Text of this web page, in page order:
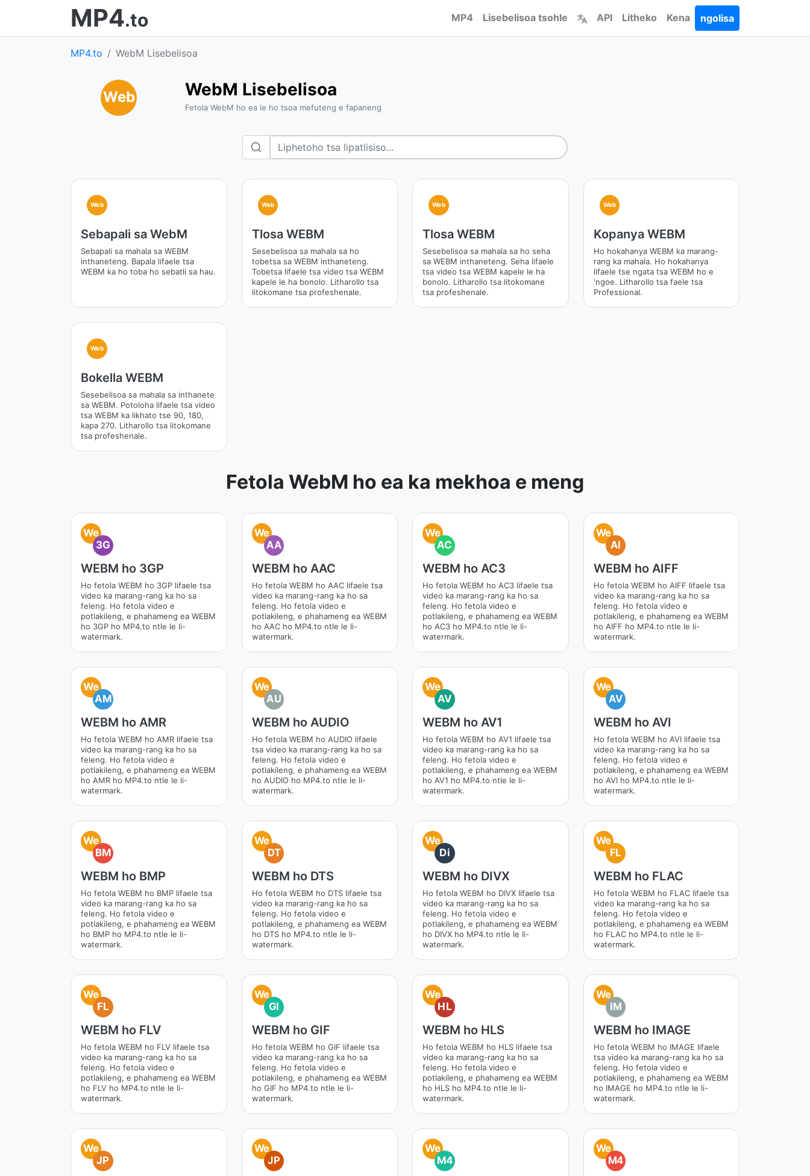
MP4.to MP4 Lisebelisoa tsohle API Litheko Kena ngolisa
MP4.to WebM Lisebelisoa
Web WebM Lisebelisoa
Fetola WebM ho ea le ho tsoa mefuteng e fapaneng
Web
Sebapali sa WebM
Sebapali sa mahala sa WEBM
inthaneteng. Bapala lifaele tsa
WEBM ka ho toba ho sebatli sa hau.
Web
Tlosa WEBM
Sesebelisoa sa mahala sa ho
tobetsa sa WEBM inthaneteng.
Tobetsa lifaele tsa video tsa WEBM
kapele le ha bonolo. Litharollo tsa
litokomane tsa profeshenale.
Web
Tlosa WEBM
Sesebelisoa sa mahala sa ho seha
sa WEBM inthaneteng. Seha lifaele
tsa video tsa WEBM kapele le ha
bonolo. Litharollo tsa litokomane
tsa profeshenale.
Web
Kopanya WEBM
Ho hokahanya WEBM ka marang-
rang ka mahala. Ho hokahanya
lifaele tse ngata tsa WEBM ho e
'ngoe. Litharollo tsa faele tsa
Professional.
Web
Bokella WEBM
Sesebelisoa sa mahala sa inthanete
sa WEBM. Potoloha lifaele tsa video
tsa WEBM ka likhato tse 90, 180,
kapa 270. Litharollo tsa litokomane
tsa profeshenale.
Fetola WebM ho ea ka mekhoa e meng
We
3G
WEBM ho 3GP
Ho fetola WEBM ho 3GP lifaele tsa
video ka marang-rang ka ho sa
feleng. Ho fetola video e
potlakileng, e phahameng ea WEBM
ho 3GP ho MP4.to ntle le li-
watermark.
We
AA
WEBM ho AAC
Ho fetola WEBM ho AAC lifaele tsa
video ka marang-rang ka ho sa
feleng. Ho fetola video e
potlakileng, e phahameng ea WEBM
ho AAC ho MP4.to ntle le li-
watermark.
We
AC
WEBM ho AC3
Ho fetola WEBM ho AC3 lifaele tsa
video ka marang-rang ka ho sa
feleng. Ho fetola video e
potlakileng, e phahameng ea WEBM
ho AC3 ho MP4.to ntle le li-
watermark.
We
AI
WEBM ho AIFF
Ho fetola WEBM ho AIFF lifaele tsa
video ka marang-rang ka ho sa
feleng. Ho fetola video e
potlakileng, e phahameng ea WEBM
ho AIFF ho MP4.to ntle le li-
watermark.
We
AM
WEBM ho AMR
Ho fetola WEBM ho AMR lifaele tsa
video ka marang-rang ka ho sa
feleng. Ho fetola video e
potlakileng, e phahameng ea WEBM
ho AMR ho MP4.to ntle le li-
watermark.
We
AU
WEBM ho AUDIO
Ho fetola WEBM ho AUDIO lifaele
tsa video ka marang-rang ka ho sa
feleng. Ho fetola video e
potlakileng, e phahameng ea WEBM
ho AUDIO ho MP4.to ntle le li-
watermark.
We
AV
WEBM ho AV1
Ho fetola WEBM ho AV1 lifaele tsa
video ka marang-rang ka ho sa
feleng. Ho fetola video e
potlakileng, e phahameng ea WEBM
ho AV1 ho MP4.to ntle le li-
watermark.
We
AV
WEBM ho AVI
Ho fetola WEBM ho AVI lifaele tsa
video ka marang-rang ka ho sa
feleng. Ho fetola video e
potlakileng, e phahameng ea WEBM
ho AVI ho MP4.to ntle le li-
watermark.
We
BM
WEBM ho BMP
Ho fetola WEBM ho BMP lifaele tsa
video ka marang-rang ka ho sa
feleng. Ho fetola video e
potlakileng, e phahameng ea WEBM
ho BMP ho MP4.to ntle le li-
watermark.
We
DT
WEBM ho DTS
Ho fetola WEBM ho DTS lifaele tsa
video ka marang-rang ka ho sa
feleng. Ho fetola video e
potlakileng, e phahameng ea WEBM
ho DTS ho MP4.to ntle le li-
watermark.
We
Di
WEBM ho DIVX
Ho fetola WEBM ho DIVX lifaele tsa
video ka marang-rang ka ho sa
feleng. Ho fetola video e
potlakileng, e phahameng ea WEBM
ho DIVX ho MP4.to ntle le li-
watermark.
We
FL
WEBM ho FLAC
Ho fetola WEBM ho FLAC lifaele tsa
video ka marang-rang ka ho sa
feleng. Ho fetola video e
potlakileng, e phahameng ea WEBM
ho FLAC ho MP4.to ntle le li-
watermark.
We
FL
WEBM ho FLV
Ho fetola WEBM ho FLV lifaele tsa
video ka marang-rang ka ho sa
feleng. Ho fetola video e
potlakileng, e phahameng ea WEBM
ho FLV ho MP4.to ntle le li-
watermark.
We
GI
WEBM ho GIF
Ho fetola WEBM ho GIF lifaele tsa
video ka marang-rang ka ho sa
feleng. Ho fetola video e
potlakileng, e phahameng ea WEBM
ho GIF ho MP4.to ntle le li-
watermark.
We
HL
WEBM ho HLS
Ho fetola WEBM ho HLS lifaele tsa
video ka marang-rang ka ho sa
feleng. Ho fetola video e
potlakileng, e phahameng ea WEBM
ho HLS ho MP4.to ntle le li-
watermark.
We
IM
WEBM ho IMAGE
Ho fetola WEBM ho IMAGE lifaele
tsa video ka marang-rang ka ho sa
feleng. Ho fetola video e
potlakileng, e phahameng ea WEBM
ho IMAGE ho MP4.to ntle le li-
watermark.
We
JP
We
JP
We
M4
We
M4